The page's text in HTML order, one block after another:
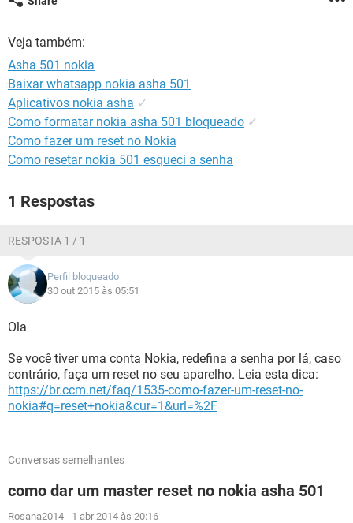
GUIA DE COMPRAS
Veja também:
Asha 501 nokia
Baixar whatsapp nokia asha 501
Aplicativos nokia asha ✓
Como formatar nokia asha 501 bloqueado ✓
Como fazer um reset no Nokia
Como resetar nokia 501 esqueci a senha
1 Respostas
RESPOSTA 1 / 1
Perfil bloqueado
30 out 2015 às 05:51
Ola
Se você tiver uma conta Nokia, redefina a senha por lá, caso
contrário, faça um reset no seu aparelho. Leia esta dica:
https://br.ccm.net/faq/1535-como-fazer-um-reset-no-
nokia#q=reset+nokia&cur=1&url=%2F
Conversas semelhantes
como dar um master reset no nokia asha 501
Rosana2014 - 1 abr 2014 às 20:16